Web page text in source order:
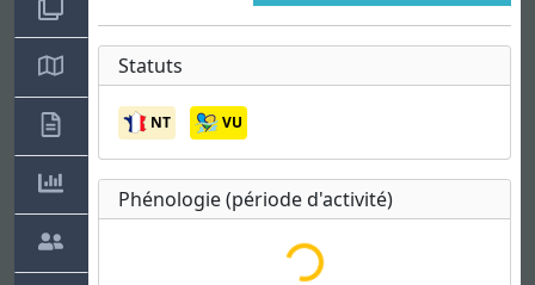
Statuts
NT VU
Phénologie (période d'activité)
Chargement des informations...